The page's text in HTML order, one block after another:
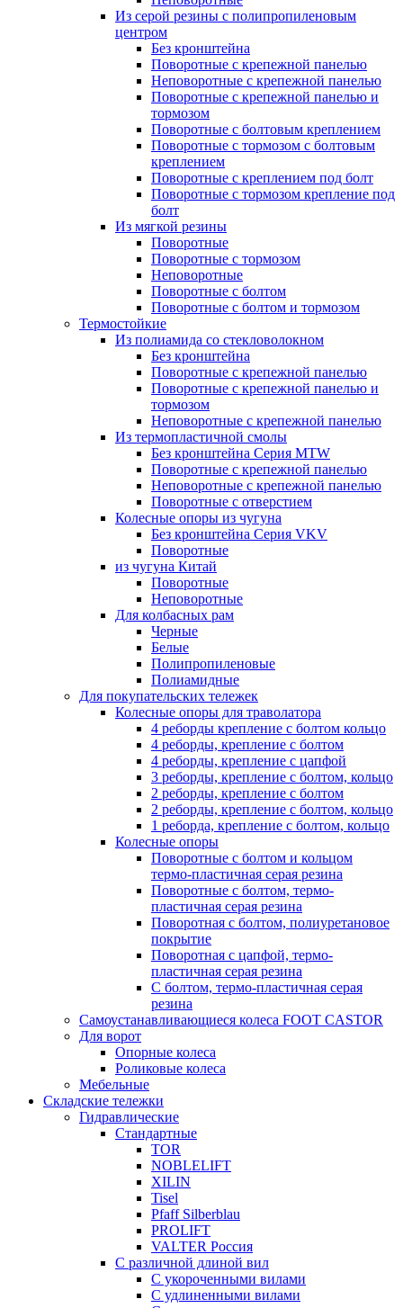
Из серой резины с полипропиленовым
центром
Без кронштейна
Поворотные с крепежной панелью
Неповоротные с крепежной панелью
Поворотные с крепежной панелью и
тормозом
Поворотные с болтовым креплением
Поворотные с тормозом с болтовым
креплением
Поворотные с креплением под болт
Поворотные с тормозом крепление под
болт
Из мягкой резины
Поворотные
Поворотные с тормозом
Неповоротные
Поворотные с болтом
Поворотные с болтом и тормозом
Термостойкие
Из полиамида со стекловолокном
Без кронштейна
Поворотные с крепежной панелью
Поворотные с крепежной панелью и
тормозом
Неповоротные с крепежной панелью
Из термопластичной смолы
Без кронштейна Серия MTW
Поворотные с крепежной панелью
Неповоротные с крепежной панелью
Поворотные с отверстием
Колесные опоры из чугуна
Без кронштейна Серия VKV
Поворотные
из чугуна Китай
Поворотные
Неповоротные
Для колбасных рам
Черные
Белые
Полипропиленовые
Полиамидные
Для покупательских тележек
Колесные опоры для траволатора
4 реборды крепление с болтом кольцо
4 реборды, крепление с болтом
4 реборды, крепление с цапфой
3 реборды, крепление с болтом, кольцо
2 реборды, крепление с болтом
2 реборды, крепление с болтом, кольцо
1 реборда, крепление с болтом, кольцо
Колесные опоры
Поворотные с болтом и кольцом
термо-пластичная серая резина
Поворотные с болтом, термо-
пластичная серая резина
Поворотная с болтом, полиуретановое
покрытие
Поворотная с цапфой, термо-
пластичная серая резина
С болтом, термо-пластичная серая
резина
Самоустанавливающиеся колеса FOOT CASTOR
Для ворот
Опорные колеса
Роликовые колеса
Мебельные
Складские тележки
Гидравлические
Стандартные
TOR
NOBLELIFT
XILIN
Tisel
Pfaff Silberblau
PROLIFT
VALTER Россия
С различной длиной вил
С укороченными вилами
С удлиненными вилами